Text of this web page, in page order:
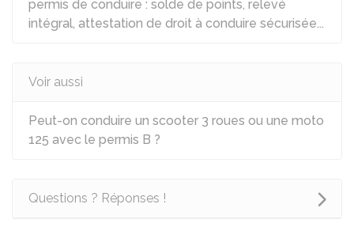
permis de conduire : solde de points, relevé
intégral, attestation de droit à conduire sécurisée...
Voir aussi
Peut-on conduire un scooter 3 roues ou une moto
125 avec le permis B ?
Questions ? Réponses !